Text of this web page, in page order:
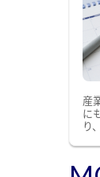
産
に
り